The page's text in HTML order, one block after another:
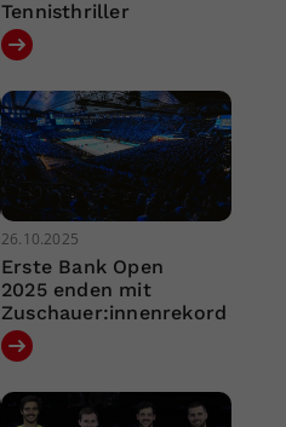
Tennisthriller
26.10.2025
Erste Bank Open
2025 enden mit
Zuschauer:innenrekord